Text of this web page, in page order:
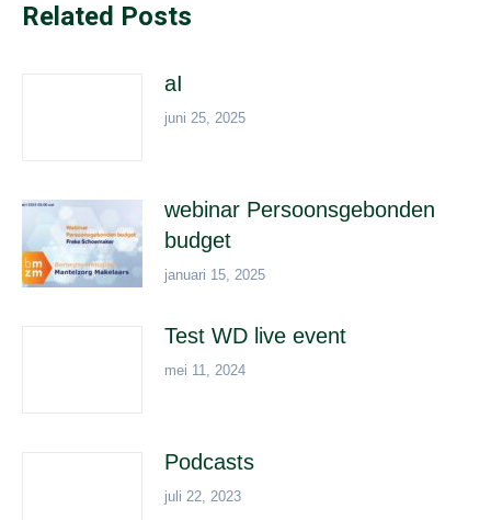
Related Posts
aI
juni 25, 2025
webinar Persoonsgebonden
budget
januari 15, 2025
Test WD live event
mei 11, 2024
Podcasts
juli 22, 2023